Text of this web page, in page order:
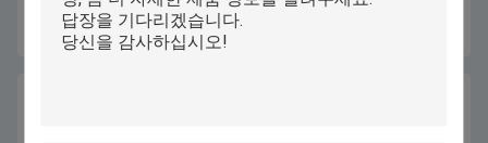
최상의 가격을 얻으세요